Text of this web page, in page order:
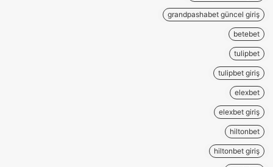
grandpashabet güncel giriş
betebet
tulipbet
tulipbet giriş
elexbet
elexbet giriş
hiltonbet
hiltonbet giriş